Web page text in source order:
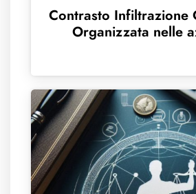
Contrasto Infiltrazione
Organizzata nelle